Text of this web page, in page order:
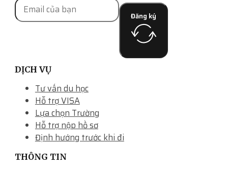
Đăng ký
DỊCH VỤ
Tư vấn du học
Hỗ trợ VISA
Lựa chọn Trường
Hỗ trợ nộp hồ sơ
Định hướng trước khi đi
THÔNG TIN